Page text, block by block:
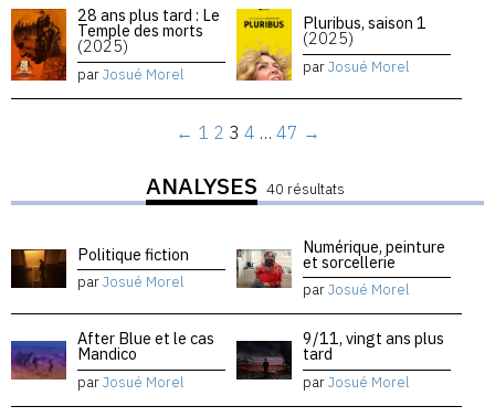
28 ans plus tard : Le
Temple des morts
(2025)
parJosué Morel
Pluribus, saison 1
(2025)
parJosué Morel
← 1 2 3 4 … 47 →
ANALYSES 40 résultats
Politique fiction
parJosué Morel
Numérique, peinture
et sorcellerie
parJosué Morel
After Blue et le cas
Mandico
parJosué Morel
9/11, vingt ans plus
tard
parJosué Morel